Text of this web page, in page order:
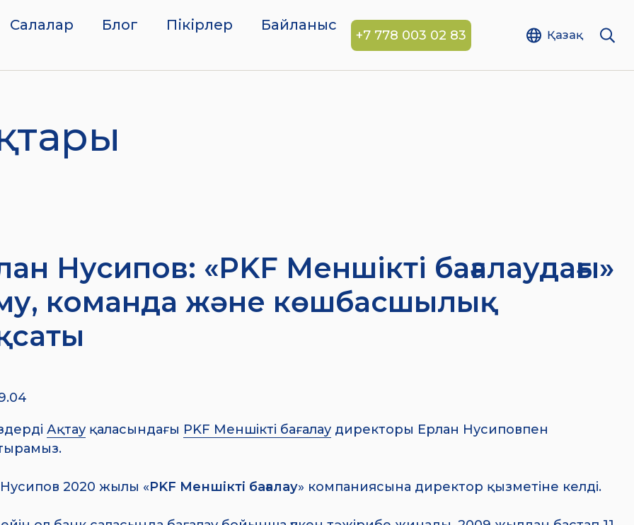
Салалар Блог Пікірлер Байланыс
+7 778 003 02 83 Қазақ
Нусипов: «PKF Меншікті бағалаудағы»
команда және көшбасшылық
Ақтауқаласындағы PKF Меншікті бағалаудиректоры Ерлан Нусиповпен
2020 жылы «PKF Меншікті бағалау» компаниясына директор қызметіне келді.